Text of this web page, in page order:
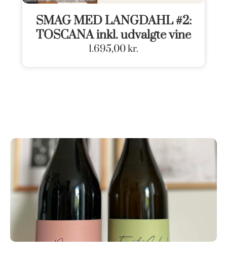
SMAG MED LANGDAHL #2:
TOSCANA inkl. udvalgte vine
1.695,00kr.